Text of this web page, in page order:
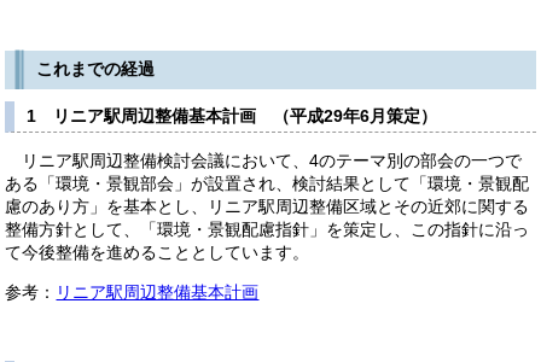
これまでの経過
1 リニア駅周辺整備基本計画 （平成29年6月策定）
リニア駅周辺整備検討会議において、4のテーマ別の部会の一つで
ある「環境・景観部会」が設置され、検討結果として「環境・景観配
慮のあり方」を基本とし、リニア駅周辺整備区域とその近郊に関する
整備方針として、「環境・景観配慮指針」を策定し、この指針に沿っ
て今後整備を進めることとしています。
参考： リニア駅周辺整備基本計画